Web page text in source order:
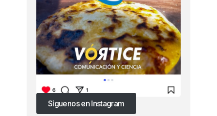
Síguenos en Instagram